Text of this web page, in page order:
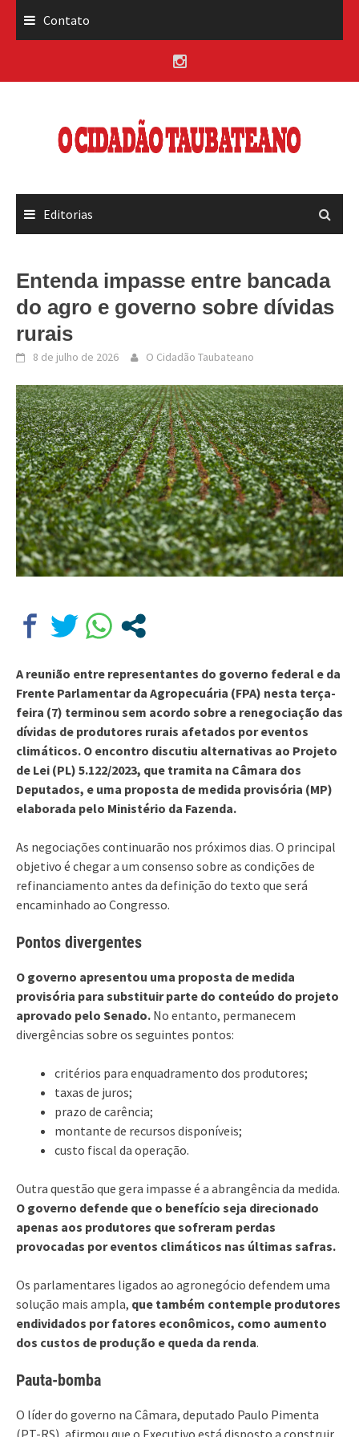
Contato
Editorias
Entenda impasse entre bancada
do agro e governo sobre dívidas
rurais
8 de julho de 2026 O Cidadão Taubateano
A reunião entre representantes do governo federal e da
Frente Parlamentar da Agropecuária (FPA) nesta terça-
feira (7) terminou sem acordo sobre a renegociação das
dívidas de produtores rurais afetados por eventos
climáticos. O encontro discutiu alternativas ao Projeto
de Lei (PL) 5.122/2023, que tramita na Câmara dos
Deputados, e uma proposta de medida provisória (MP)
elaborada pelo Ministério da Fazenda.
As negociações continuarão nos próximos dias. O principal
objetivo é chegar a um consenso sobre as condições de
refinanciamento antes da definição do texto que será
encaminhado ao Congresso.
Pontos divergentes
O governo apresentou uma proposta de medida
provisória para substituir parte do conteúdo do projeto
aprovado pelo Senado. No entanto, permanecem
divergências sobre os seguintes pontos:
critérios para enquadramento dos produtores;
taxas de juros;
prazo de carência;
montante de recursos disponíveis;
custo fiscal da operação.
Outra questão que gera impasse é a abrangência da medida.
O governo defende que o benefício seja direcionado
apenas aos produtores que sofreram perdas
provocadas por eventos climáticos nas últimas safras.
Os parlamentares ligados ao agronegócio defendem uma
solução mais ampla, que também contemple produtores
endividados por fatores econômicos, como aumento
dos custos de produção e queda da renda.
Pauta-bomba
O líder do governo na Câmara, deputado Paulo Pimenta
(PT-RS), afirmou que o Executivo está disposto a construir